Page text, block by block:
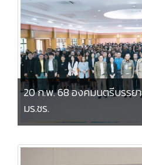
20 ก.พ. 68 องคมนตรีบรรย
มร.ชร.